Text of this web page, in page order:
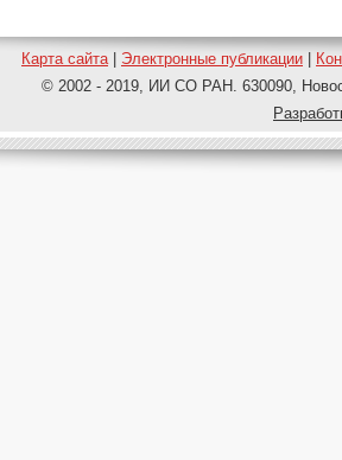
Карта сайта| Электронные публикации
© 2002 - 2019, ИИ СО РАН. 630090,